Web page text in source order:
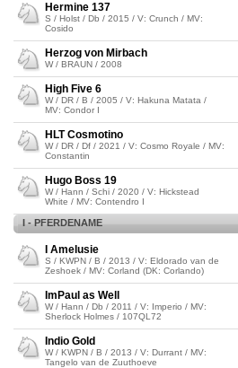
Hermine 137
S / Holst / Db / 2015 / V: Crunch / MV:
Cosido
Herzog von Mirbach
W / BRAUN / 2008
High Five 6
W / DR / B / 2005 / V: Hakuna Matata /
MV: Condor I
HLT Cosmotino
W / DR / Df / 2021 / V: Cosmo Royale / MV:
Constantin
Hugo Boss 19
W / Hann / Schi / 2020 / V: Hickstead
White / MV: Contendro I
I - PFERDENAME
I Amelusie
S / KWPN / B / 2013 / V: Eldorado van de
Zeshoek / MV: Corland (DK: Corlando)
ImPaul as Well
W / Hann / Db / 2011 / V: Imperio / MV:
Sherlock Holmes / 107QL72
Indio Gold
W / KWPN / B / 2013 / V: Durrant / MV:
Tangelo van de Zuuthoeve